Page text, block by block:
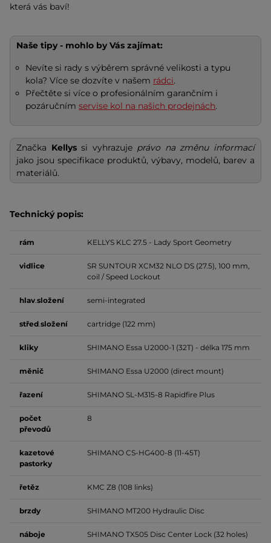
která vás baví!
Naše tipy - mohlo by Vás zajímat:
Nevíte si rady s výběrem správné velikosti a typu
kola? Více se dozvíte v našem rádci.
Přečtěte si více o profesionálním garančním i
pozáručnímservise kol na našich prodejnách.
Značka Kellyssi vyhrazuje právo na změnu informací
jako jsou specifikace produktů, výbavy, modelů, barev a
materiálů.
Technický popis:
rám KELLYS KLC 27.5 - Lady Sport Geometry
vidlice
SR SUNTOUR XCM32 NLO DS (27.5), 100 mm,
coil / Speed Lockout
hlav.složení semi-integrated
střed.složení cartridge (122 mm)
kliky SHIMANO Essa U2000-1 (32T) - délka 175 mm
měnič SHIMANO Essa U2000 (direct mount)
řazení SHIMANO SL-M315-8 Rapidfire Plus
počet
převodů
8
kazetové
pastorky
SHIMANO CS-HG400-8 (11-45T)
řetěz KMC Z8 (108 links)
brzdy SHIMANO MT200 Hydraulic Disc
náboje SHIMANO TX505 Disc Center Lock (32 holes)